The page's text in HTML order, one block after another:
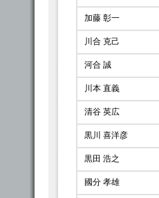
加藤 彰一
川合 克己
河合 誠
川本 直義
清谷 英広
黒川 喜洋彦
黒田 浩之
國分 孝雄